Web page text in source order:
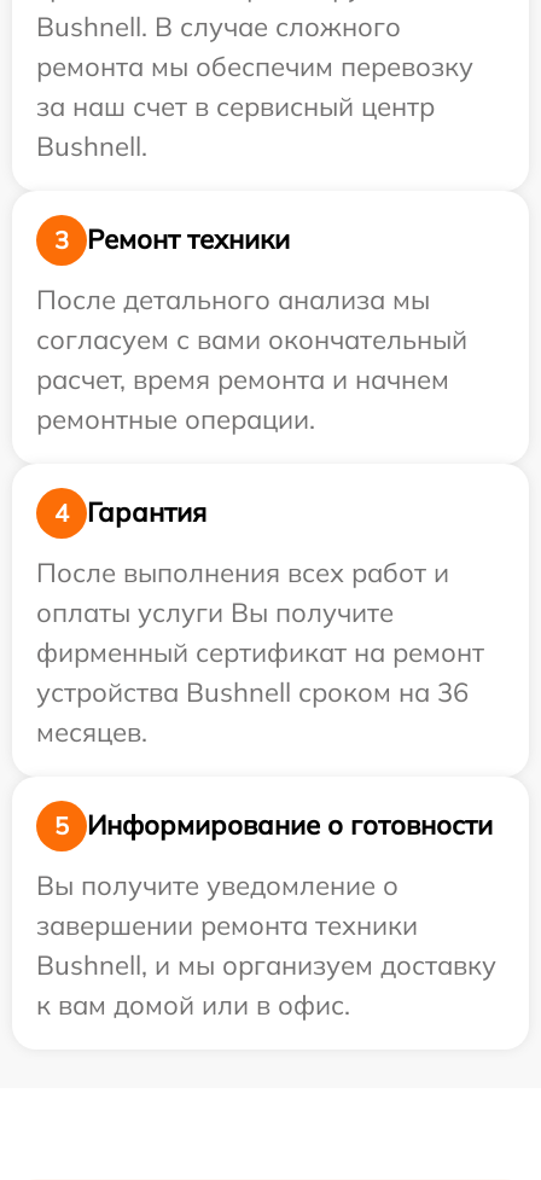
Bushnell. В случае сложного
ремонта мы обеспечим перевозку
за наш счет в сервисный центр
Bushnell.
3
Ремонт техники
После детального анализа мы
согласуем с вами окончательный
расчет, время ремонта и начнем
ремонтные операции.
4
Гарантия
После выполнения всех работ и
оплаты услуги Вы получите
фирменный сертификат на ремонт
устройства Bushnell сроком на 36
месяцев.
5
Информирование о готовности
Вы получите уведомление о
завершении ремонта техники
Bushnell, и мы организуем доставку
к вам домой или в офис.